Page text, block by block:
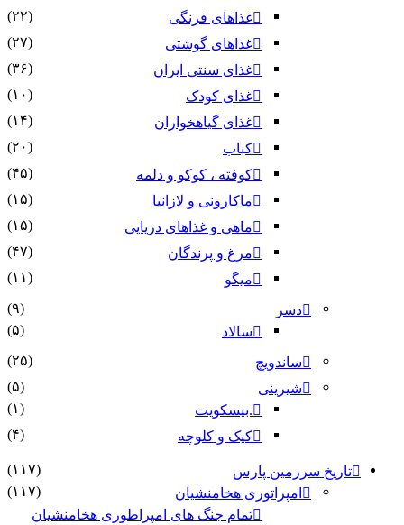
غذاهای فرنگی
(۲۲)
غذاهای گوشتی
(۲۷)
غذای سنتی ایران
(۳۶)
غذای کودک
(۱۰)
غذای گیاهخواران
(۱۴)
کباب
(۲۰)
کوفته ، کوکو و دلمه
(۴۵)
ماکارونی و لازانیا
(۱۵)
ماهی و غذاهای دریایی
(۱۵)
مرغ و پرندگان
(۴۷)
میگو
(۱۱)
دسر
(۹)
سالاد
(۵)
ساندویچ
(۲۵)
شیرینی
(۵)
.بیسکویت
(۱)
کیک و کلوچه
(۴)
تاریخ سرزمین پارس
(۱۱۷)
امپراتوری هخامنشیان
(۱۱۷)
تمام جنگ های امپراطوری هخامنشیان